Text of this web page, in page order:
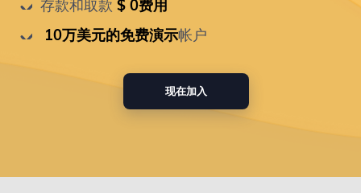
存款和取款 $ 0费用
10万美元的免费演示帐户
现在加入